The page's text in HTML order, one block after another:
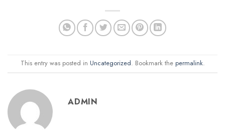
This entry was posted in Uncategorized. Bookmark the permalink.
ADMIN